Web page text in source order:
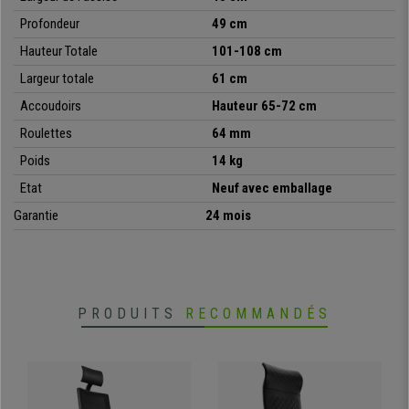
Profondeur
49 cm
Hauteur Totale
101-108 cm
Largeur totale
61 cm
Accoudoirs
Hauteur 65-72 cm
Roulettes
64 mm
Poids
14 kg
Etat
Neuf avec emballage
Garantie
24 mois
PRODUITS RECOMMANDÉS